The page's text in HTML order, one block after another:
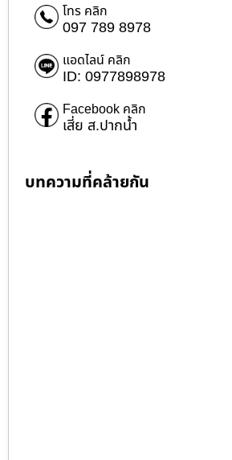
โทร คลิก
097 789 8978
แอดไลน์ คลิก
ID: 0977898978
Facebook คลิก
เสี่ย ส.ปากน้ำ
บทความที่คล้ายกัน